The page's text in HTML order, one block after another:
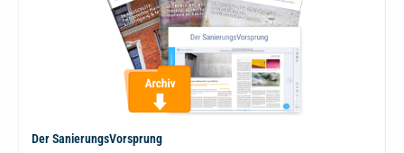
Der SanierungsVorsprung